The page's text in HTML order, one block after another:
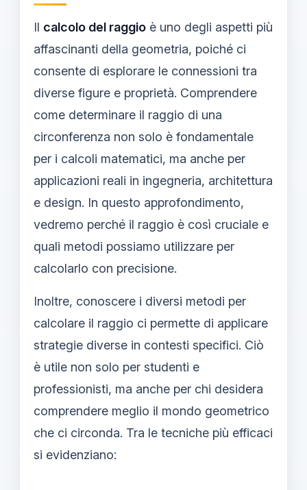
Il calcolo del raggio è uno degli aspetti più
affascinanti della geometria, poiché ci
consente di esplorare le connessioni tra
diverse figure e proprietà. Comprendere
come determinare il raggio di una
circonferenza non solo è fondamentale
per i calcoli matematici, ma anche per
applicazioni reali in ingegneria, architettura
e design. In questo approfondimento,
vedremo perché il raggio è così cruciale e
quali metodi possiamo utilizzare per
calcolarlo con precisione.
Inoltre, conoscere i diversi metodi per
calcolare il raggio ci permette di applicare
strategie diverse in contesti specifici. Ciò
è utile non solo per studenti e
professionisti, ma anche per chi desidera
comprendere meglio il mondo geometrico
che ci circonda. Tra le tecniche più efficaci
si evidenziano: